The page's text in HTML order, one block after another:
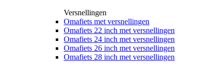
Versnellingen
Omafiets met versnellingen
Omafiets 22 inch met versnellingen
Omafiets 24 inch met versnellingen
Omafiets 26 inch met versnellingen
Omafiets 28 inch met versnellingen